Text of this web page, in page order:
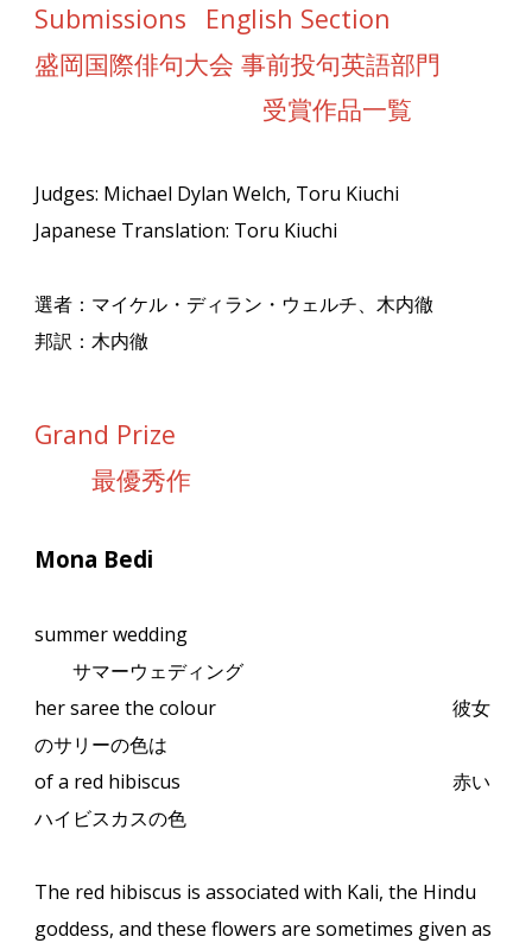
Submissions
English Section
盛岡国際俳句大会 事前投句英語部門
受賞作品一覧
Judges: Michael Dylan Welch, Toru Kiuchi
Japanese Translation: Toru Kiuchi
選者：マイケル・ディラン・ウェルチ、木内徹
邦訳：木内徹
Grand Prize
最優秀作
Mona Bedi
summer wedding
サマーウェディング
her saree the colour
彼女
のサリーの色は
of a red hibiscus
赤い
ハイビスカスの色
The red hibiscus is associated with Kali, the Hindu
goddess, and these flowers are sometimes given as